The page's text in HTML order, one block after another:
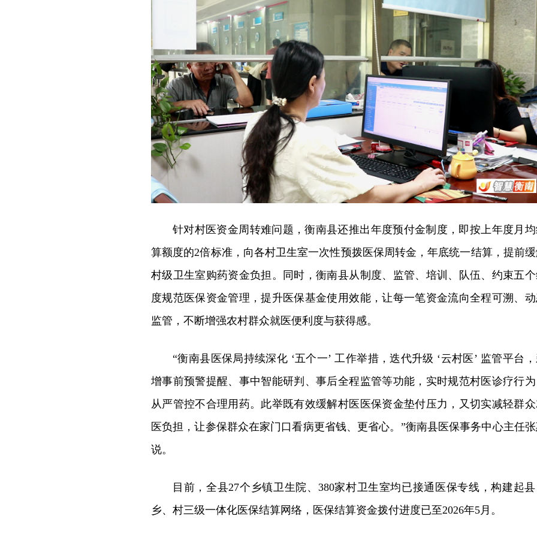
针对村医资金周转难问题，衡南县还推出年度预付金制度，即按上年度月
算额度的2倍标准，向各村卫生室一次性预拨医保周转金，年底统一结算，提前
村级卫生室购药资金负担。同时，衡南县从制度、监管、培训、队伍、约束五
度规范医保资金管理，提升医保基金使用效能，让每一笔资金流向全程可溯、
监管，不断增强农村群众就医便利度与获得感。
“衡南县医保局持续深化 ‘五个一’ 工作举措，迭代升级 ‘云村医’ 监管平台
增事前预警提醒、事中智能研判、事后全程监管等功能，实时规范村医诊疗行
从严管控不合理用药。此举既有效缓解村医医保资金垫付压力，又切实减轻群
医负担，让参保群众在家门口看病更省钱、更省心。”衡南县医保事务中心主任
说。
目前，全县27个乡镇卫生院、380家村卫生室均已接通医保专线，构建起
乡、村三级一体化医保结算网络，医保结算资金拨付进度已至2026年5月。